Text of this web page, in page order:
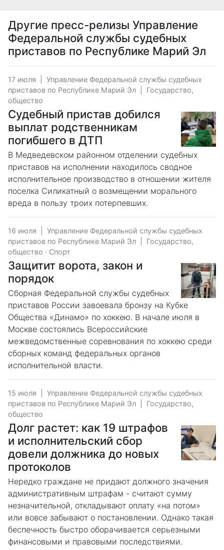
Другие пресс-релизы Управление
Федеральной службы судебных
приставов по Республике Марий Эл
17 июля
Управление Федеральной службы судебных
приставов по Республике Марий Эл
Государство,
общество
Судебный пристав добился
выплат родственникам
погибшего в ДТП
В Медведевском районном отделении судебных
приставов на исполнении находилось сводное
исполнительное производство в отношении жителя
поселка Силикатный о возмещении морального
вреда в пользу троих потерпевших.
16 июля
Управление Федеральной службы судебных
приставов по Республике Марий Эл
Государство,
общество · Спорт
Защитит ворота, закон и
порядок
Сборная Федеральной службы судебных
приставов России завоевала бронзу на Кубке
Общества «Динамо» по хоккею. В начале июля в
Москве состоялись Всероссийские
межведомственные соревнования по хоккею среди
сборных команд федеральных органов
исполнительной власти.
15 июля
Управление Федеральной службы судебных
приставов по Республике Марий Эл
Государство,
общество
Долг растет: как 19 штрафов
и исполнительский сбор
довели должника до новых
протоколов
Нередко граждане не придают должного значения
административным штрафам - считают сумму
незначительной, откладывают оплату «на потом»
или вовсе забывают о постановлении. Однако такая
беспечность быстро оборачивается серьезными
финансовыми и правовыми последствиями.